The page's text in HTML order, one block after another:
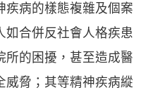
疾病的樣態複雜及個案
如合併反社會人格疾患
所的困擾，甚至造成醫
威脅；其等精神疾病縱